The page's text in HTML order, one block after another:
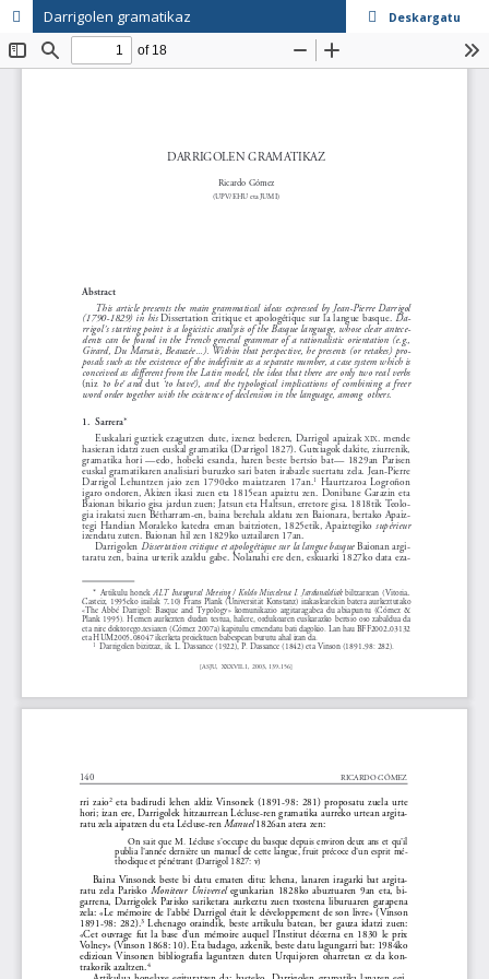
Darrigolen gramatikaz Deskargatu